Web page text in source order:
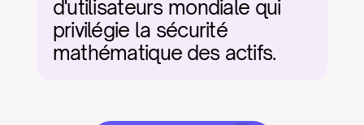
d'utilisateurs mondiale qui
privilégie la sécurité
mathématique des actifs.